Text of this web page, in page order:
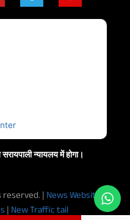
सरायपाली न्यायलय में होगा।
reserved. | News Website
|New Traffic tail